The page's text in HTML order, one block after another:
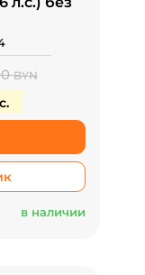
BYN
в наличии